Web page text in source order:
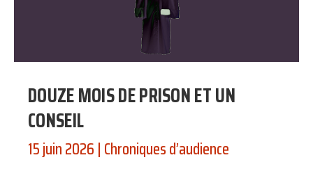
DOUZE MOIS DE PRISON ET UN
CONSEIL
15 juin 2026|Chroniques d’audience